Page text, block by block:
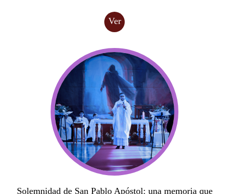
Ver
Solemnidad de San Pablo Apóstol: una memoria que